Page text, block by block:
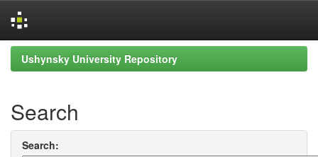
Skip
navigation
Ushynsky University Repository
Search
Search: